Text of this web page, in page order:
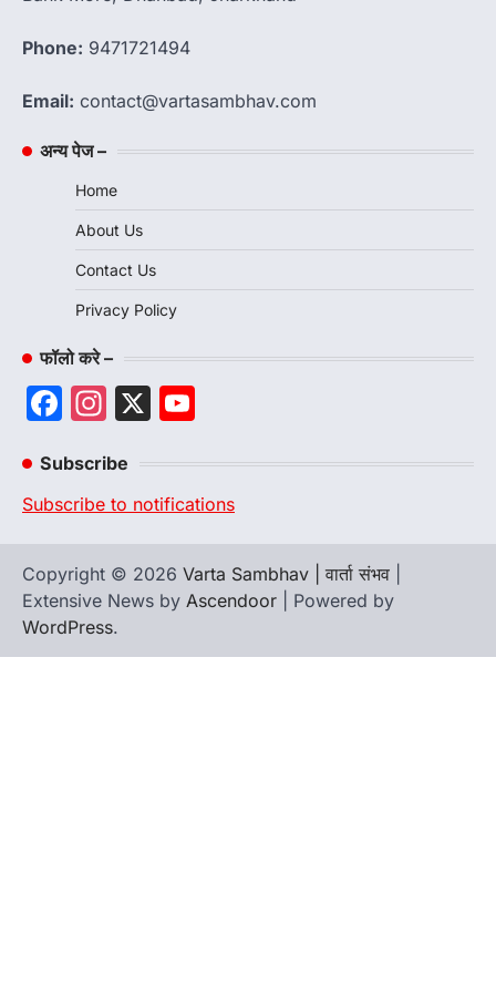
Phone: 9471721494
Email: contact@vartasambhav.com
अन्य पेज –
Home
About Us
Contact Us
Privacy Policy
फॉलो करे –
Facebook
Instagram
X
Subscribe
Subscribe to notifications
Copyright © 2026 Varta Sambhav | वार्ता संभव
Extensive News by Ascendoor | Powered by
WordPress.